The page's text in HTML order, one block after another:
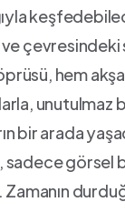
ve
hem
unutulmaz
bir ⁤arada
‍sadece